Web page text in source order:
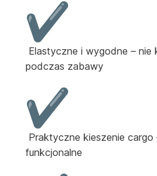
Elastyczne i wygodne – nie
podczas zabawy
Praktyczne kieszenie cargo
funkcjonalne